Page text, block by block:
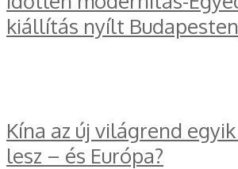
kiállítás nyílt Budapesten
Kína az új világrend
lesz – és Európa?